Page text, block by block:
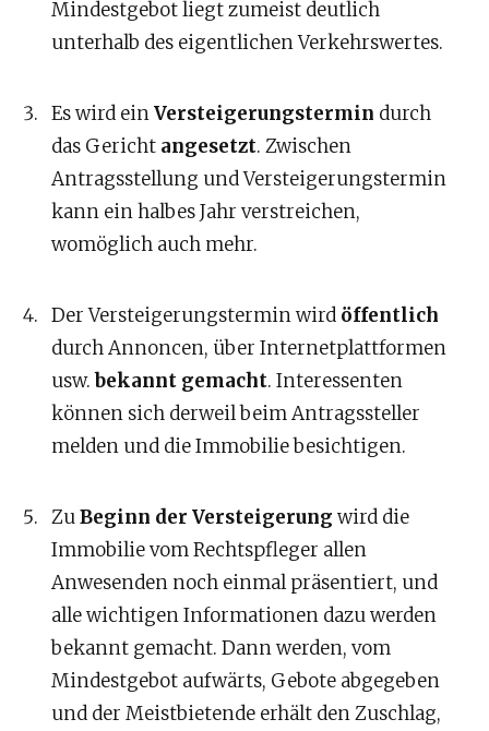
Mindestgebot liegt zumeist deutlich
unterhalb des eigentlichen Verkehrswertes.
Es wird einVersteigerungstermin durch
das Gericht angesetzt. Zwischen
Antragsstellung und Versteigerungstermin
kann ein halbes Jahr verstreichen,
womöglich auch mehr.
Der Versteigerungstermin wird öffentlich
durch Annoncen, über Internetplattformen
usw.bekannt gemacht. Interessenten
können sich derweil beim Antragssteller
melden und die Immobilie besichtigen.
ZuBeginn der Versteigerung wird die
Immobilie vom Rechtspfleger allen
Anwesenden noch einmal präsentiert, und
alle wichtigen Informationen dazu werden
bekannt gemacht. Dann werden, vom
Mindestgebot aufwärts, Gebote abgegeben
und der Meistbietende erhält den Zuschlag,